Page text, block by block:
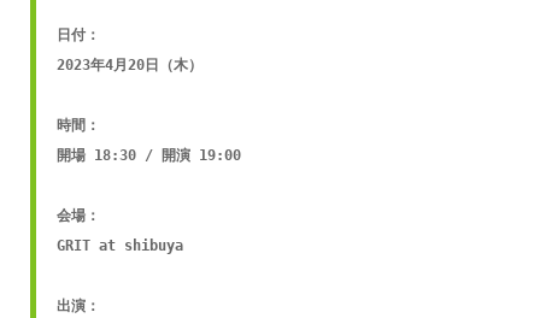
日付：
2023年4月20日（木）
時間：
開場 18:30 / 開演 19:00
会場：
GRIT at shibuya
出演：